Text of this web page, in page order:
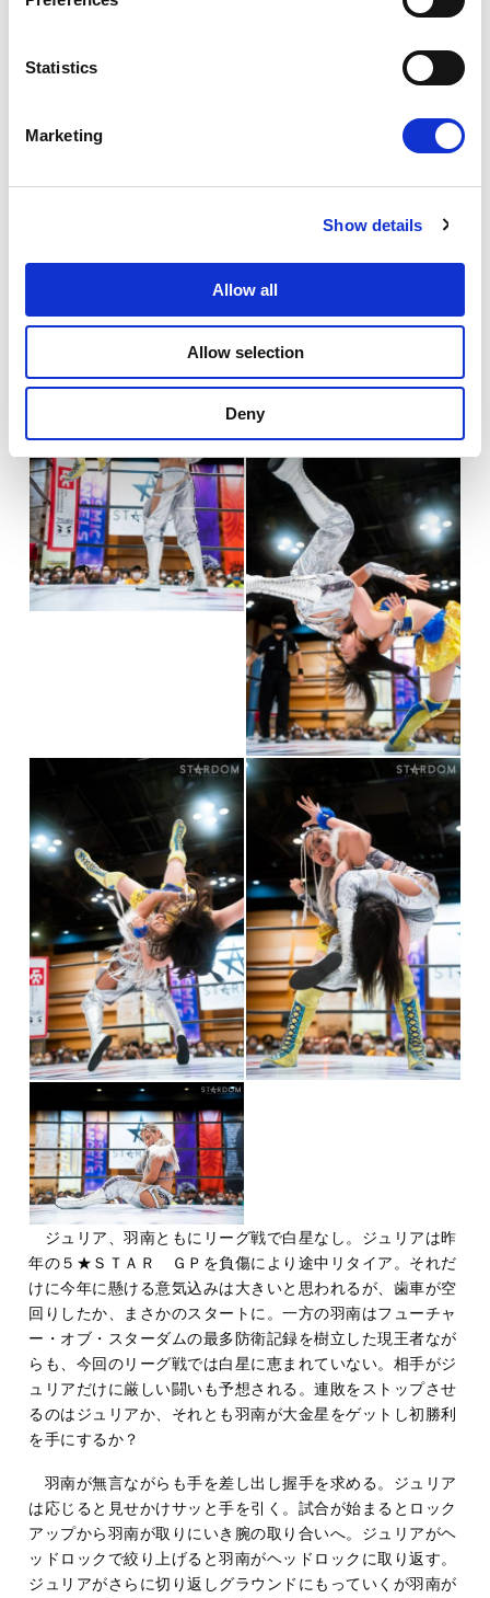
Statistics
Marketing
Show details
Allow all
Allow selection
Deny
ーツで倒してみせる。ウナギは城門突破を決めるが鹿島が返
す。ウナギが気合を入れて大儀であった。３カウントが入
◆ブルースターズ公式リーグ戦 15分1本勝負
ジュリア、羽南ともにリーグ戦で白星なし。ジュリアは昨
年の５★ＳＴＡＲ ＧＰを負傷により途中リタイア。それだ
けに今年に懸ける意気込みは大きいと思われるが、歯車が空
回りしたか、まさかのスタートに。一方の羽南はフューチャ
ー・オブ・スターダムの最多防衛記録を樹立した現王者なが
らも、今回のリーグ戦では白星に恵まれていない。相手がジ
ュリアだけに厳しい闘いも予想される。連敗をストップさせ
るのはジュリアか、それとも羽南が大金星をゲットし初勝利
を手にするか？
羽南が無言ながらも手を差し出し握手を求める。ジュリア
は応じると見せかけサッと手を引く。試合が始まるとロック
アップから羽南が取りにいき腕の取り合いへ。ジュリアがヘ
ッドロックで絞り上げると羽南がヘッドロックに取り返す。
ジュリアがさらに切り返しグラウンドにもっていくが羽南が